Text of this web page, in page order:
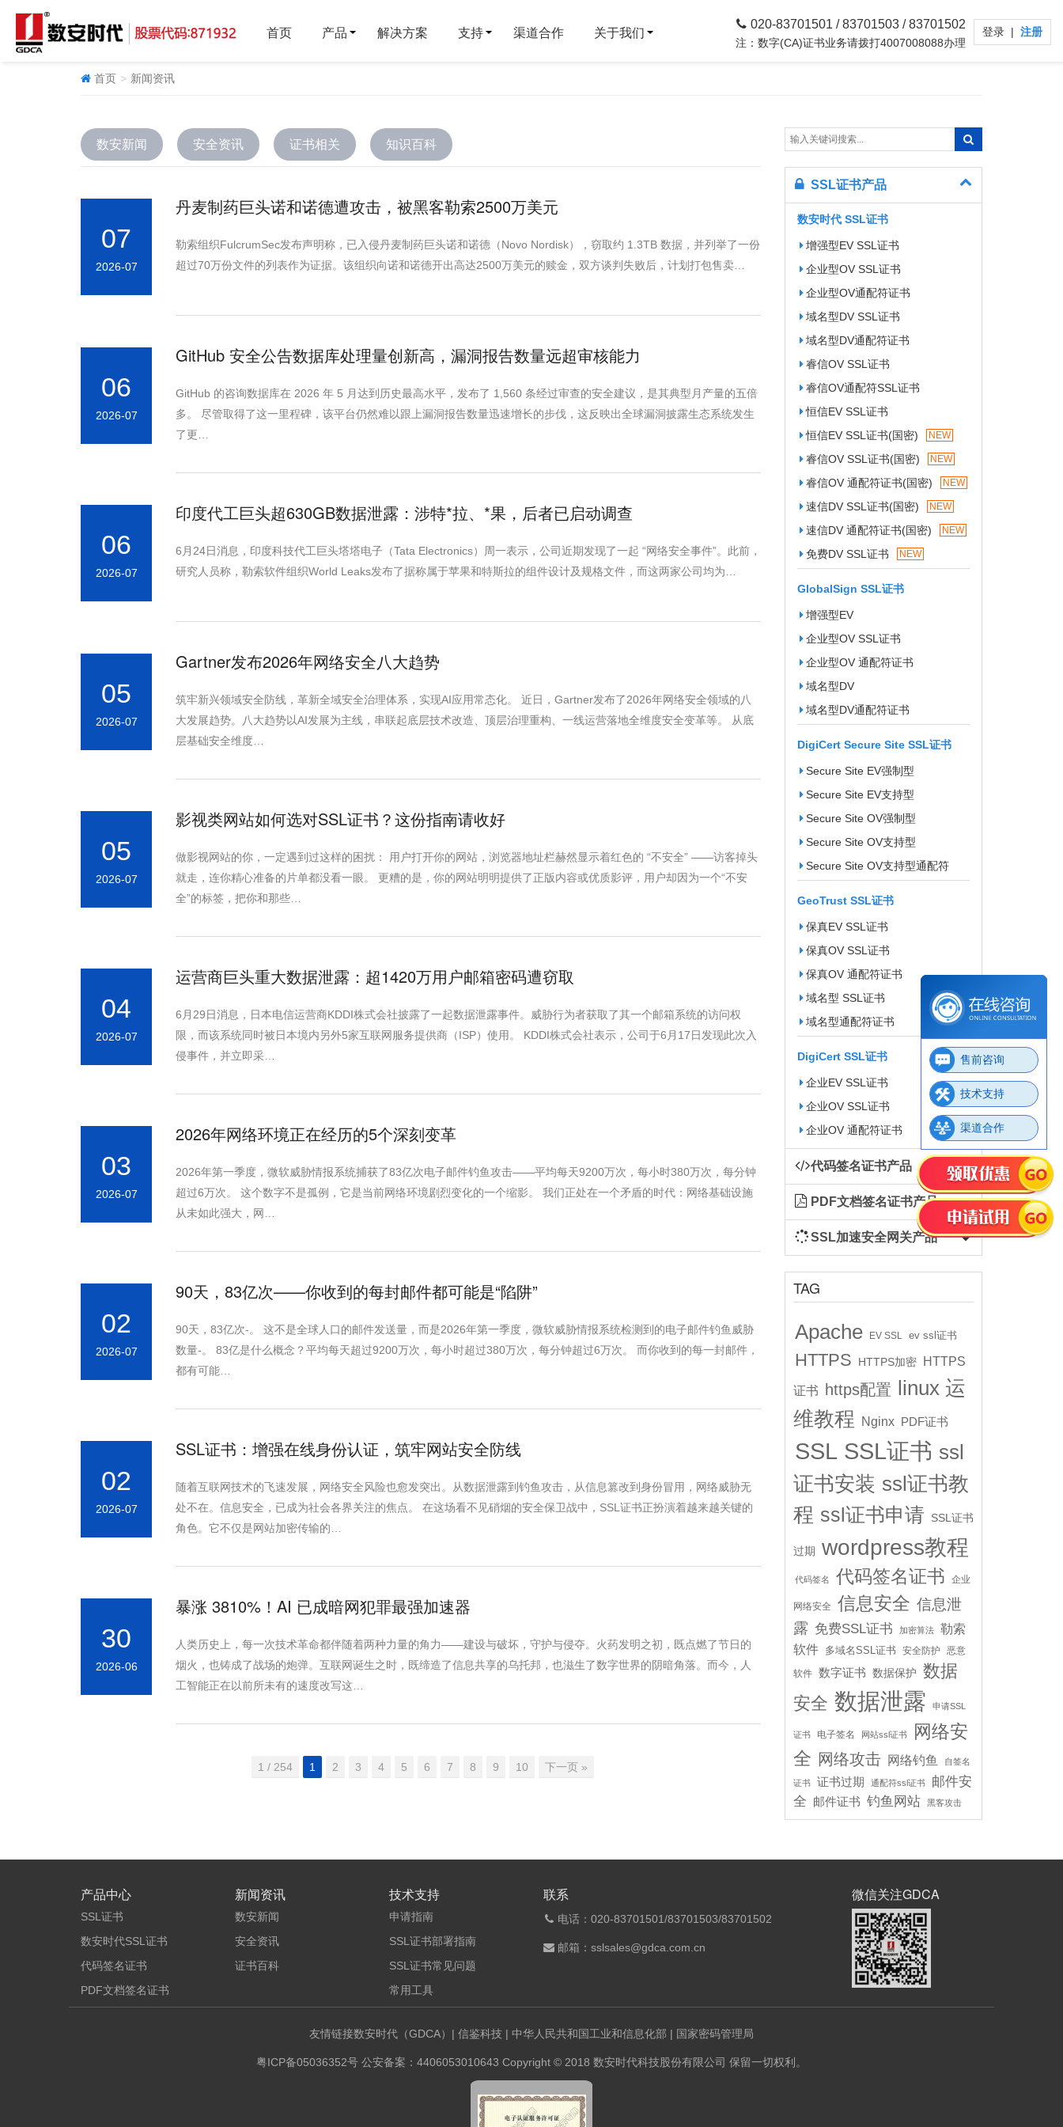
售前咨询
技术支持
渠道合作
首页 产品 解决方案 支持 渠道合作 关于我们
020-83701501 / 83701503 / 83701502
注：数字(CA)证书业务请拨打4007008088办理
登录 | 注册
首页 新闻资讯
数安新闻 安全资讯 证书相关 知识百科
07
2026-07
丹麦制药巨头诺和诺德遭攻击，被黑客勒索2500万美元
勒索组织FulcrumSec发布声明称，已入侵丹麦制药巨头诺和诺德（Novo Nordisk），窃取约 1.3TB 数据，并列举了一份
超过70万份文件的列表作为证据。该组织向诺和诺德开出高达2500万美元的赎金，双方谈判失败后，计划打包售卖…
06
2026-07
GitHub 安全公告数据库处理量创新高，漏洞报告数量远超审核能力
GitHub 的咨询数据库在 2026 年 5 月达到历史最高水平，发布了 1,560 条经过审查的安全建议，是其典型月产量的五倍
多。 尽管取得了这一里程碑，该平台仍然难以跟上漏洞报告数量迅速增长的步伐，这反映出全球漏洞披露生态系统发生
了更…
06
2026-07
印度代工巨头超630GB数据泄露：涉特*拉、*果，后者已启动调查
6月24日消息，印度科技代工巨头塔塔电子（Tata Electronics）周一表示，公司近期发现了一起 “网络安全事件”。此前，
研究人员称，勒索软件组织World Leaks发布了据称属于苹果和特斯拉的组件设计及规格文件，而这两家公司均为…
05
2026-07
Gartner发布2026年网络安全八大趋势
筑牢新兴领域安全防线，革新全域安全治理体系，实现AI应用常态化。 近日，Gartner发布了2026年网络安全领域的八
大发展趋势。八大趋势以AI发展为主线，串联起底层技术改造、顶层治理重构、一线运营落地全维度安全变革等。 从底
层基础安全维度…
05
2026-07
影视类网站如何选对SSL证书？这份指南请收好
做影视网站的你，一定遇到过这样的困扰： 用户打开你的网站，浏览器地址栏赫然显示着红色的 “不安全” ——访客掉头
就走，连你精心准备的片单都没看一眼。 更糟的是，你的网站明明提供了正版内容或优质影评，用户却因为一个“不安
全”的标签，把你和那些…
04
2026-07
运营商巨头重大数据泄露：超1420万用户邮箱密码遭窃取
6月29日消息，日本电信运营商KDDI株式会社披露了一起数据泄露事件。威胁行为者获取了其一个邮箱系统的访问权
限，而该系统同时被日本境内另外5家互联网服务提供商（ISP）使用。 KDDI株式会社表示，公司于6月17日发现此次入
侵事件，并立即采…
03
2026-07
2026年网络环境正在经历的5个深刻变革
2026年第一季度，微软威胁情报系统捕获了83亿次电子邮件钓鱼攻击——平均每天9200万次，每小时380万次，每分钟
超过6万次。 这个数字不是孤例，它是当前网络环境剧烈变化的一个缩影。 我们正处在一个矛盾的时代：网络基础设施
从未如此强大，网…
02
2026-07
90天，83亿次——你收到的每封邮件都可能是“陷阱”
90天，83亿次-。 这不是全球人口的邮件发送量，而是2026年第一季度，微软威胁情报系统检测到的电子邮件钓鱼威胁
数量-。 83亿是什么概念？平均每天超过9200万次，每小时超过380万次，每分钟超过6万次。 而你收到的每一封邮件，
都有可能…
02
2026-07
SSL证书：增强在线身份认证，筑牢网站安全防线
随着互联网技术的飞速发展，网络安全风险也愈发突出。从数据泄露到钓鱼攻击，从信息篡改到身份冒用，网络威胁无
处不在。信息安全，已成为社会各界关注的焦点。 在这场看不见硝烟的安全保卫战中，SSL证书正扮演着越来越关键的
角色。它不仅是网站加密传输的…
30
2026-06
暴涨 3810%！AI 已成暗网犯罪最强加速器
人类历史上，每一次技术革命都伴随着两种力量的角力——建设与破坏，守护与侵夺。火药发明之初，既点燃了节日的
烟火，也铸成了战场的炮弹。互联网诞生之时，既缔造了信息共享的乌托邦，也滋生了数字世界的阴暗角落。而今，人
工智能正在以前所未有的速度改写这…
1 / 254 1 2 3 4 5 6 7 8 9 10 下一页 »
SSL证书产品
数安时代 SSL证书
增强型EV SSL证书
企业型OV SSL证书
企业型OV通配符证书
域名型DV SSL证书
域名型DV通配符证书
睿信OV SSL证书
睿信OV通配符SSL证书
恒信EV SSL证书
恒信EV SSL证书(国密)
NEW
睿信OV SSL证书(国密) NEW
睿信OV 通配符证书(国密) NEW
速信DV SSL证书(国密) NEW
速信DV 通配符证书(国密) NEW
免费DV SSL证书 NEW
GlobalSign SSL证书
增强型EV
企业型OV SSL证书
企业型OV 通配符证书
域名型DV
域名型DV通配符证书
DigiCert Secure Site SSL证书
Secure Site EV强制型
Secure Site EV支持型
Secure Site OV强制型
Secure Site OV支持型
Secure Site OV支持型通配符
GeoTrust SSL证书
保真EV SSL证书
保真OV SSL证书
保真OV 通配符证书
域名型 SSL证书
域名型通配符证书
DigiCert SSL证书
企业EV SSL证书
企业OV SSL证书
企业OV 通配符证书
代码签名证书产品
PDF文档签名证书产品
SSL加速安全网关产品
TAG
Apache EV SSL ev ssl证书
HTTPS HTTPS加密 HTTPS
证书 https配置 linux 运
维教程
Nginx PDF证书
SSL SSL证书 ssl
证书安装 ssl证书教
程 ssl证书申请 SSL证书
过期 wordpress教程
代码签名 代码签名证书 企业
网络安全 信息安全 信息泄
露 免费SSL证书 加密算法
勒索
软件
多域名SSL证书 安全防护 恶意
软件 数字证书 数据保护 数据
安全 数据泄露 申请SSL
证书 电子签名 网站ssl证书
网络安
全 网络攻击 网络钓鱼 自签名
证书 证书过期 通配符ssl证书
邮件安
全
邮件证书 钓鱼网站 黑客攻击
产品中心
SSL证书
数安时代SSL证书
代码签名证书
PDF文档签名证书
新闻资讯
数安新闻
安全资讯
证书百科
技术支持
申请指南
SSL证书部署指南
SSL证书常见问题
常用工具
联系
电话：020-83701501/83701503/83701502
邮箱：sslsales@gdca.com.cn
微信关注GDCA
友情链接数安时代（GDCA） | 信鉴科技 | 中华人民共和国工业和信息化部 | 国家密码管理局
粤ICP备05036352号 公安备案：4406053010643 Copyright © 2018 数安时代科技股份有限公司 保留一切权利。